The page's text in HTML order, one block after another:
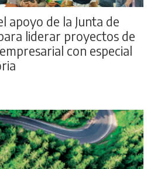
apoyo de la Junta de
liderar proyectos de
con especial